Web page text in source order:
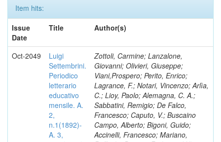
Item hits:
Issue
Date
Title Author(s)
Oct-2049
Luigi
Settembrini.
Periodico
letterario
educativo
mensile. A.
2,
n.1(1892)-
A. 3,
Zottoli, Carmine; Lanzalone,
Giovanni; Olivieri, Giuseppe;
Viani,Prospero; Perito, Enrico;
Lagrance, F.; Notari, Vincenzo; Arlìa,
C.; Lioy, Paolo; Alemagna, C. A.;
Sabbatini, Remigio; De Falco,
Francesco; Caputo, V.; Buscaino
Campo, Alberto; Bigoni, Guido;
Accinelli, Francesco; Mariano,